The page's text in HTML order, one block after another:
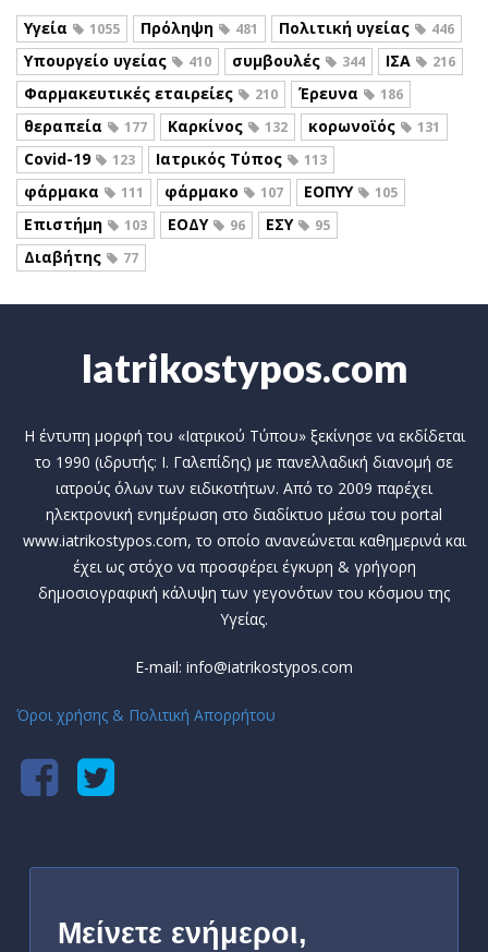
Υγεία 1055 Πρόληψη 481 Πολιτική υγείας 446
Υπουργείο υγείας 410 συμβουλές 344 ΙΣΑ 216
Φαρμακευτικές εταιρείες 210 Έρευνα 186
θεραπεία 177 Καρκίνος 132 κορωνοϊός 131
Covid-19 123 Ιατρικός Τύπος 113
φάρμακα 111 φάρμακο 107 ΕΟΠΥΥ 105
Επιστήμη 103 ΕΟΔΥ 96 ΕΣΥ 95
Διαβήτης 77
Iatrikostypos.com
Η έντυπη μορφή του «Ιατρικού Τύπου» ξεκίνησε να εκδίδεται
το 1990 (ιδρυτής: Ι. Γαλεπίδης) με πανελλαδική διανομή σε
ιατρούς όλων των ειδικοτήτων. Από το 2009 παρέχει
ηλεκτρονική ενημέρωση στο διαδίκτυο μέσω του portal
www.iatrikostypos.com, το οποίο ανανεώνεται καθημερινά και
έχει ως στόχο να προσφέρει έγκυρη & γρήγορη
δημοσιογραφική κάλυψη των γεγονότων του κόσμου της
Υγείας.
E-mail: info@iatrikostypos.com
Όροι χρήσης & Πολιτική Απορρήτου
Μείνετε ενήμεροι,